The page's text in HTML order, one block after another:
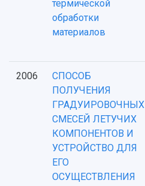
термической
обработки
материалов
2006
СПОСОБ
ПОЛУЧЕНИЯ
ГРАДУИРОВОЧНЫХ
СМЕСЕЙ ЛЕТУЧИХ
КОМПОНЕНТОВ И
УСТРОЙСТВО ДЛЯ
ЕГО
ОСУЩЕСТВЛЕНИЯ